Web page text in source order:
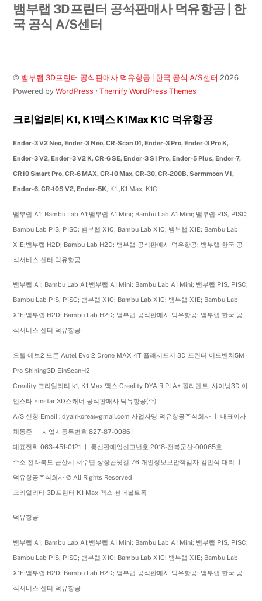
Back
뱀부랩 3D프린터 공식판매사 덕유항공 | 한
국 공식 A/S센터
© 뱀부랩 3D프린터 공식판매사 덕유항공 | 한국 공식 A/S센터 2026
Powered byWordPress •Themify WordPress Themes
크리얼리티 K1, K1맥스 K1Max K1C 덕유항공
Ender-3 V2 Neo, Ender-3 Neo, CR-Scan 01, Ender-3 Pro, Ender-3 Pro K,
Ender-3 V2, Ender-3 V2 K, CR-6 SE, Ender-3 S1 Pro, Ender-5 Plus, Ender-7,
CR10 Smart Pro, CR-6 MAX, CR-10 Max, CR-30, CR-200B, Sermmoon V1,
Ender-6, CR-10S V2, Ender-5K, K1 ,K1 Max, K1C
뱀부랩 A1; Bambu Lab A1;뱀부랩 A1 Mini; Bambu Lab A1 Mini; 뱀부랩 P1S, P1SC;
Bambu Lab P1S, P1SC; 뱀부랩 X1C; Bambu Lab X1C; 뱀부랩 X1E; Bambu Lab
X1E;뱀부랩 H2D; Bambu Lab H2D; 뱀부랩 공식판매사 덕유항공; 뱀부랩 한국 공
식서비스 센터 덕유항공
뱀부랩 A1; Bambu Lab A1;뱀부랩 A1 Mini; Bambu Lab A1 Mini; 뱀부랩 P1S, P1SC;
Bambu Lab P1S, P1SC; 뱀부랩 X1C; Bambu Lab X1C; 뱀부랩 X1E; Bambu Lab
X1E;뱀부랩 H2D; Bambu Lab H2D; 뱀부랩 공식판매사 덕유항공; 뱀부랩 한국 공
식서비스 센터 덕유항공
오텔 에보2 드론 Autel Evo 2 Drone MAX 4T 플래시포지 3D 프린터 어드벤쳐5M
Pro Shining3D EinScanH2
Creality 크리얼리티 k1, K1 Max 맥스 Creality DYAIR PLA+ 필라멘트, 샤이닝3D 아
인스타 Einstar 3D스캐너 공식판매사 덕유항공(주)
A/S 신청 Email : dyairkorea@gmail.com 사업자명 덕유항공주식회사 ㅣ 대표이사
채동준 ㅣ 사업자등록번호 827-87-00861
대표전화 063-451-0121 ㅣ 통신판매업신고번호 2018-전북군산-00065호
주소 전라북도 군산시 서수면 상장곤윗길 76 개인정보보안책임자 김민석 대리 ㅣ
덕유항공주식회사 © All Rights Reserved
크리얼리티 3D프린터 K1 Max 맥스 썬더볼트독
덕유항공
뱀부랩 A1; Bambu Lab A1;뱀부랩 A1 Mini; Bambu Lab A1 Mini; 뱀부랩 P1S, P1SC;
Bambu Lab P1S, P1SC; 뱀부랩 X1C; Bambu Lab X1C; 뱀부랩 X1E; Bambu Lab
X1E;뱀부랩 H2D; Bambu Lab H2D; 뱀부랩 공식판매사 덕유항공; 뱀부랩 한국 공
식서비스 센터 덕유항공